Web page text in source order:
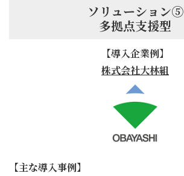
ソリューション⑤
多拠点支援型
【導入企業例】
株式会社大林組
【主な導入事例】